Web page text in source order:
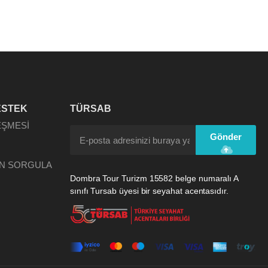
SORGULA
TÜRSAB
Gönder
Dombra Tour Turizm 15582 belge numaralı A
sınıfı Tursab üyesi bir seyahat acentasıdır.